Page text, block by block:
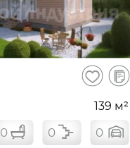
Сохранить
В
139 м²
0 0 0